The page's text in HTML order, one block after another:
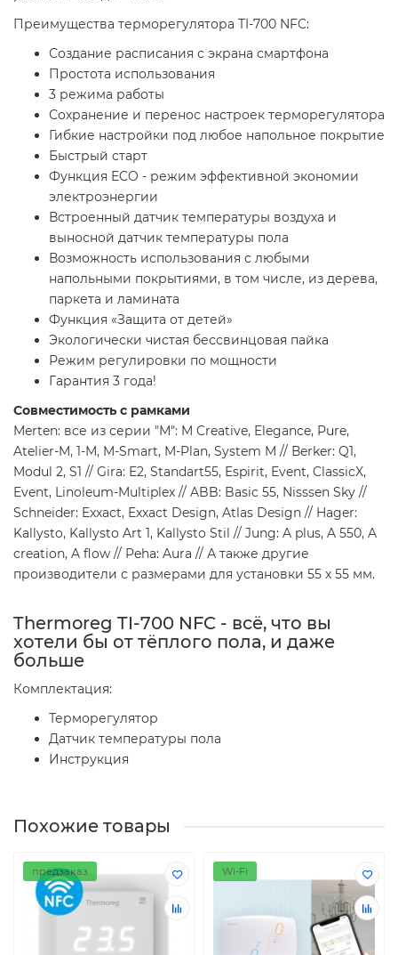
Преимущества терморегулятора TI-700 NFC:
Создание расписания с экрана смартфона
Простота использования
3 режима работы
Сохранение и перенос настроек терморегулятора
Гибкие настройки под любое напольное покрытие
Быстрый старт
Функция ECO - режим эффективной экономии
электроэнергии
Встроенный датчик температуры воздуха и
выносной датчик температуры пола
Возможность использования с любыми
напольными покрытиями, в том числе, из дерева,
паркета и ламината
Функция «Защита от детей»
Экологически чистая бессвинцовая пайка
Режим регулировки по мощности
Гарантия 3 года!
Совместимость с рамками
Merten: все из серии "М": M Creative, Elegance, Pure,
Atelier-M, 1-М, M-Smart, M-Plan, System M // Вerker: Q1,
Modul 2, S1 // Gira: E2, Standart55, Espirit, Event, ClassicX,
Event, Linoleum-Multiplex // ABB: Basic 55, Nisssen Sky //
Schneider: Exxact, Exxact Design, Atlas Design // Hager:
Kallysto, Kallysto Art 1, Kallysto Stil // Jung: A plus, A 550, A
creation, A flow // Peha: Aura // А также другие
производители с размерами для установки 55 x 55 мм.
Thermoreg TI-700 NFC - всё, что вы
хотели бы от тёплого пола, и даже
больше
Комплектация:
Терморегулятор
Датчик температуры пола
Инструкция
Похожие товары
предзаказ Wi-Fi